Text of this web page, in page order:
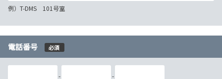
例）T-DMS 101号室
電話番号 必須
- -